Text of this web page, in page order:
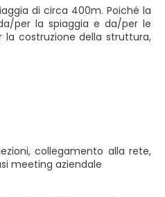
collegamento alla rete,
meeting aziendale
di circa 400m. Poiché la
per la spiaggia e da/per le
la costruzione della struttura,